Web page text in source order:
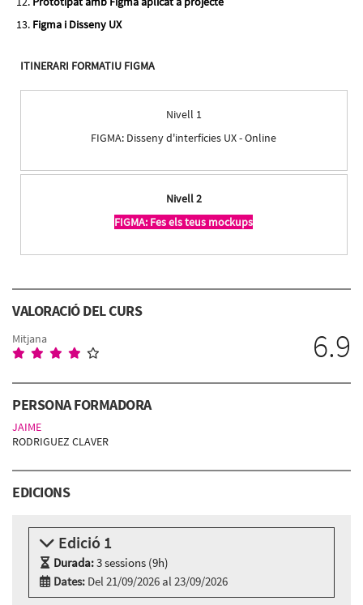
Figma i Disseny UX
ITINERARI FORMATIU FIGMA
Nivell 1
FIGMA: Disseny d'interfícies UX - Online
Nivell 2
FIGMA: Fes els teus mockups
VALORACIÓ DEL CURS
Mitjana 6.9
PERSONA FORMADORA
JAIME
RODRIGUEZ CLAVER
EDICIONS
Edició 1
Durada:3 sessions (9h)
Dates: Del 21/09/2026 al 23/09/2026